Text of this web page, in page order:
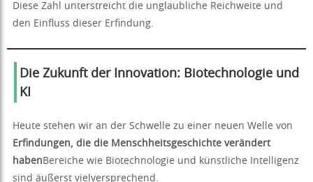
Diese Zahl unterstreicht die unglaubliche Reichweite und
den Einfluss dieser Erfindung.
Die Zukunft der Innovation: Biotechnologie und
KI
Heute stehen wir an der Schwelle zu einer neuen Welle von
Erfindungen, die die Menschheitsgeschichte verändert
haben Bereiche wie Biotechnologie und künstliche Intelligenz
sind äußerst vielversprechend.